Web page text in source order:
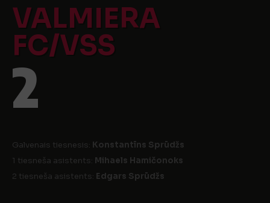
VALMIERA
FC/VSS
2
Galvenais tiesnesis: Konstantīns Sprūdžs
1 tiesneša asistents: Mihaels Hamičonoks
2 tiesneša asistents: Edgars Sprūdžs